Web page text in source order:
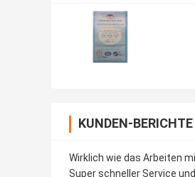
KUNDEN-BERICHTE
Wirklich wie das Arbeiten
Super schneller Service und